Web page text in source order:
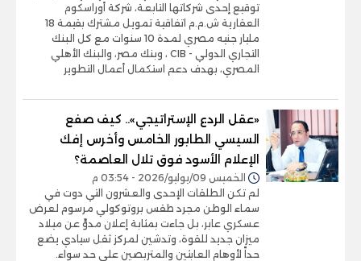
توقيع إحدى شركاتها التابعة، شركة أوراسكوم
العقارية ش.م.م اتفاقية تمويل مشترك بقيمة 18
مليار جنيه مصري لمدة 10 سنوات مع كل البنك
التجاري الدولي - CIB ، وبنك مصر، والبنك الأهلي
المصري، بهدف دعم استكمال أعمال التطوير
«عقل الردع الإستراتيجي».. كيف صفع
السيسي الطابور الخامس وأخرس إفك
الإعلام الأسود فوق تلال العاصمة؟
الخميس 09/يوليو/2026 - 03:54 م
لم تكن الطلقات الإحدى والعشرون التي دوت في
سماء الوطن مجرد طقس بروتوكولي مرسوم لعرض
عسكري عابر، بل جاءت بمثابة إعلان مدوٍّ عن ميلاد
ميزان جديد للقوة، وتدشين لمركز ثقل سيادي يضع
حداً لأوهام العابثين والمتربصين على حد سواء.